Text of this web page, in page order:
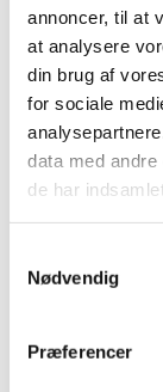
annoncer, til at
at analysere
din brug af
for sociale
data med
de har
Nødvendig
Præferencer